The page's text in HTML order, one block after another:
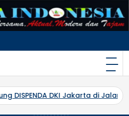
di Jalan Abdul Muis,